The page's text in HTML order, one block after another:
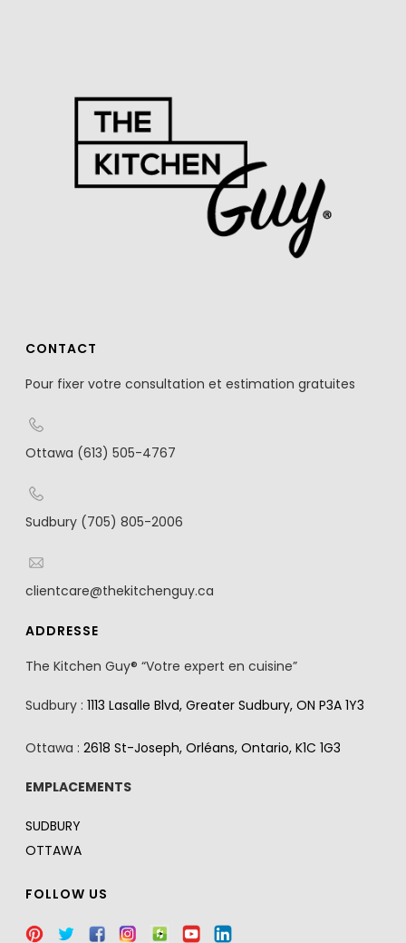
CONTACT
Pour fixer votre consultation et estimation gratuites
Ottawa (613) 505-4767
Sudbury (705) 805-2006
clientcare@thekitchenguy.ca
ADDRESSE
The Kitchen Guy® “Votre expert en cuisine”
Sudbury :1113 Lasalle Blvd, Greater Sudbury, ON P3A 1Y3
Ottawa :2618 St-Joseph, Orléans, Ontario, K1C 1G3
EMPLACEMENTS
SUDBURY
OTTAWA
FOLLOW US